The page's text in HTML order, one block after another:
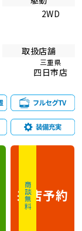
2WD
取扱店舗
三重県
四日市店
商談無料
来店予約